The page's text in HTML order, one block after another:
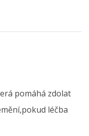
pomáhá zdolat
léčba